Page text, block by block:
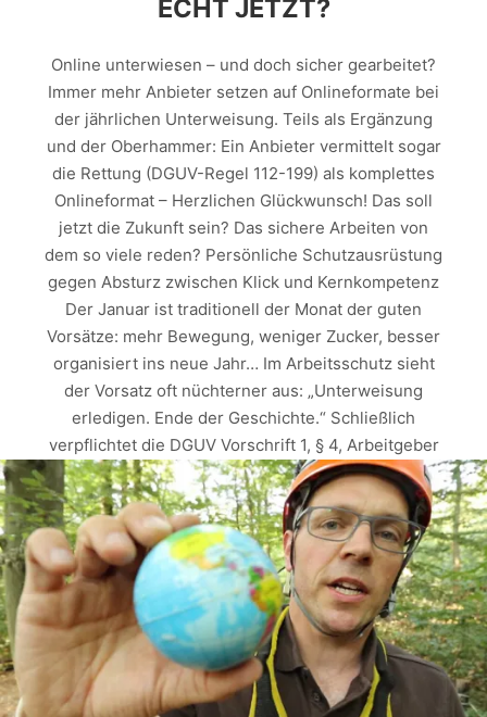
ECHT JETZT?
Online unterwiesen – und doch sicher gearbeitet?
Immer mehr Anbieter setzen auf Onlineformate bei
der jährlichen Unterweisung. Teils als Ergänzung
und der Oberhammer: Ein Anbieter vermittelt sogar
die Rettung (DGUV-Regel 112-199) als komplettes
Onlineformat – Herzlichen Glückwunsch! Das soll
jetzt die Zukunft sein? Das sichere Arbeiten von
dem so viele reden? Persönliche Schutzausrüstung
gegen Absturz zwischen Klick und Kernkompetenz
Der Januar ist traditionell der Monat der guten
Vorsätze: mehr Bewegung, weniger Zucker, besser
organisiert ins neue Jahr… Im Arbeitsschutz sieht
der Vorsatz oft nüchterner aus: „Unterweisung
erledigen. Ende der Geschichte.“ Schließlich
verpflichtet die DGUV Vorschrift 1, § 4, Arbeitgeber
dazu, ihre Beschäftigten mindestens einmal jährlich
zu unterweisen. Pflicht erfüllt, Haken dran. Oder
darfs ein bisschen mehr sein? „Bisschen Theorie,
einmal Retten und um halb zwölf schon fertig? Oder
geht da doch mehr? Steckt hinter dem Arbeiten in
der Höhe doch mehr? Und darf der Trainer doch
etwas mehr abbilden, als…
Weiterlesen